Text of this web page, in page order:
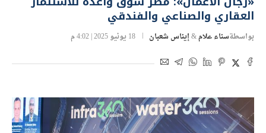
العقاري والصناعي والفندقي
بواسطةسناء علام&إيناس شعبان 18 يونيو 2025 | 4:02 م